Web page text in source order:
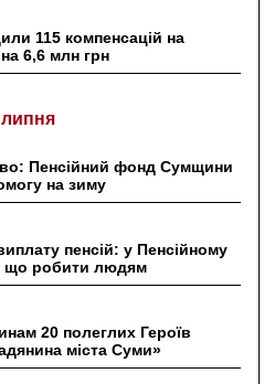
115 компенсацій на
6,6 млн грн
липня
Пенсійний фонд Сумщини
на зиму
пенсій: у Пенсійному
що робити людям
20 полеглих Героїв
міста Суми»